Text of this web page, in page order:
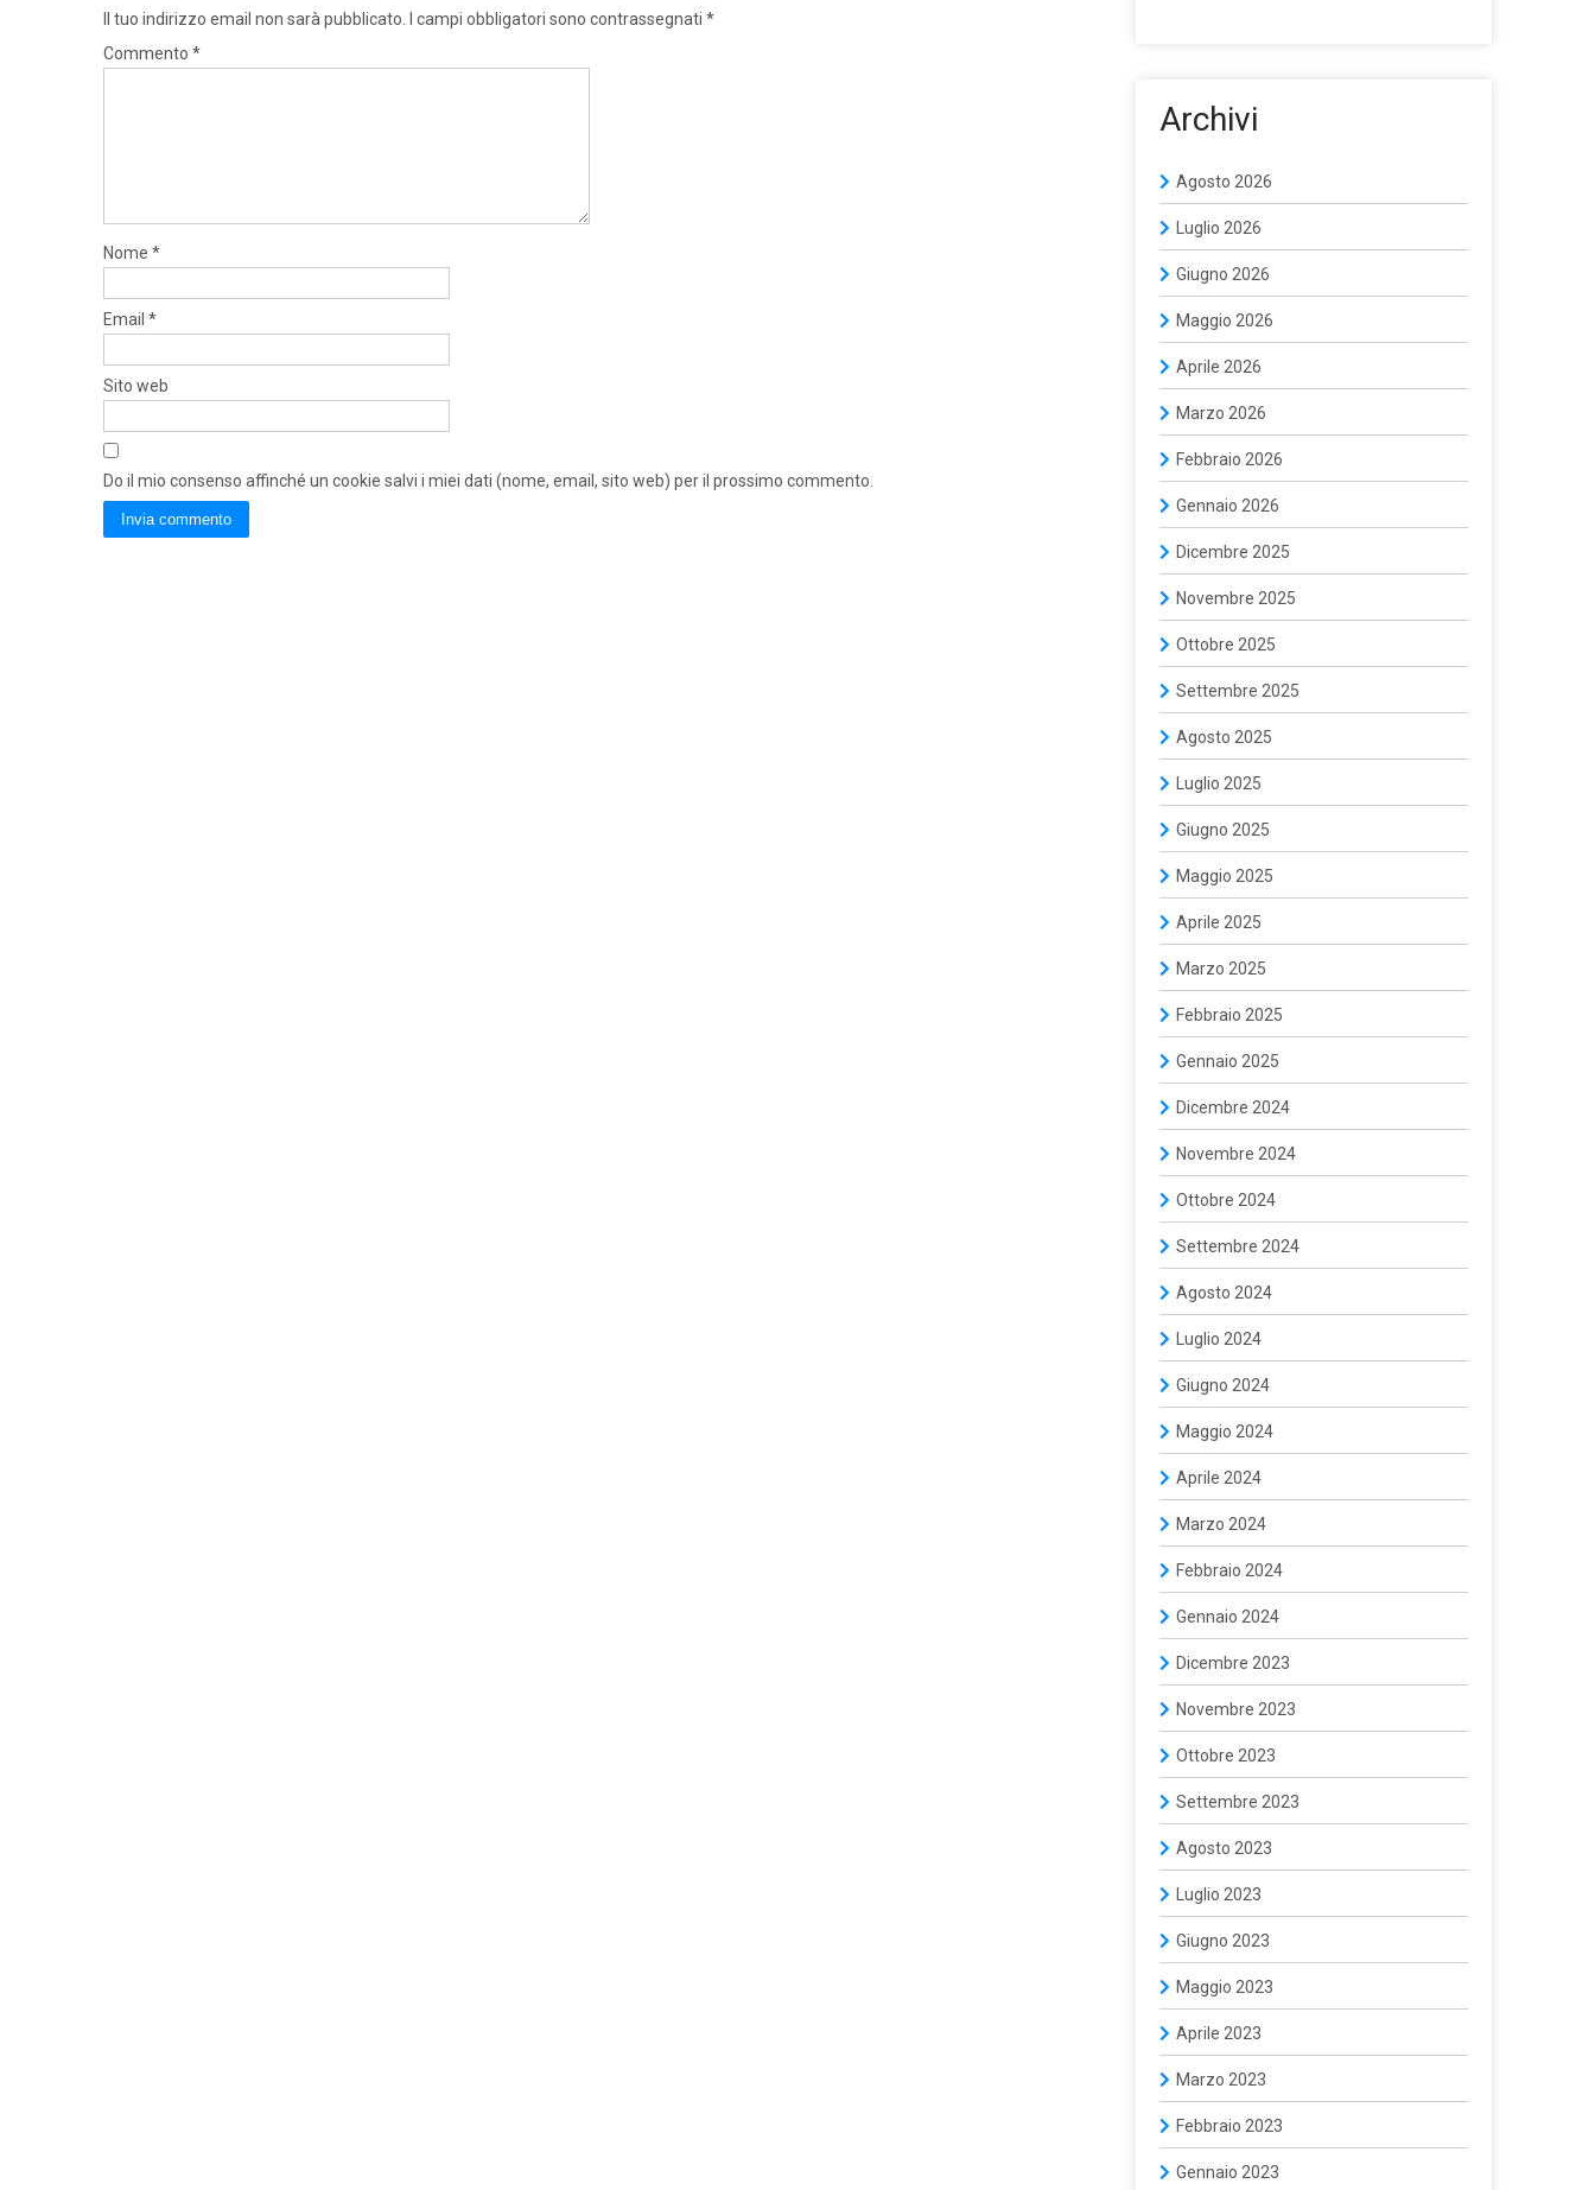
Il tuo indirizzo email non sarà pubblicato. I campi obbligatori sono contrassegnati *
Commento *
Nome *
Email *
Sito web
Do il mio consenso affinché un cookie salvi i miei dati (nome, email, sito web) per il prossimo commento.
Archivi
Agosto 2026
Luglio 2026
Giugno 2026
Maggio 2026
Aprile 2026
Marzo 2026
Febbraio 2026
Gennaio 2026
Dicembre 2025
Novembre 2025
Ottobre 2025
Settembre 2025
Agosto 2025
Luglio 2025
Giugno 2025
Maggio 2025
Aprile 2025
Marzo 2025
Febbraio 2025
Gennaio 2025
Dicembre 2024
Novembre 2024
Ottobre 2024
Settembre 2024
Agosto 2024
Luglio 2024
Giugno 2024
Maggio 2024
Aprile 2024
Marzo 2024
Febbraio 2024
Gennaio 2024
Dicembre 2023
Novembre 2023
Ottobre 2023
Settembre 2023
Agosto 2023
Luglio 2023
Giugno 2023
Maggio 2023
Aprile 2023
Marzo 2023
Febbraio 2023
Gennaio 2023